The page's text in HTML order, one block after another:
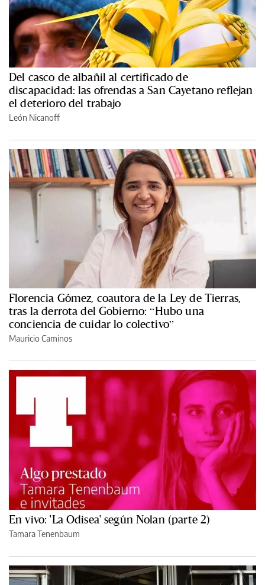
Del casco de albañil al certificado de
discapacidad: las ofrendas a San Cayetano reflejan
el deterioro del trabajo
León Nicanoff
Florencia Gómez, coautora de la Ley de Tierras,
tras la derrota del Gobierno: “Hubo una
conciencia de cuidar lo colectivo”
Mauricio Caminos
En vivo: 'La Odisea' según Nolan (parte 2)
Tamara Tenenbaum